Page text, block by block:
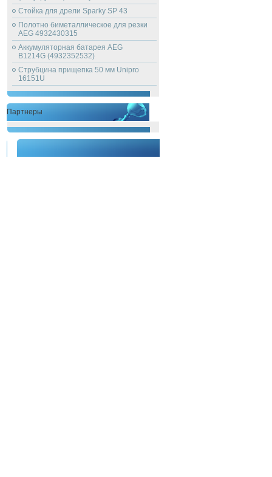
Стойка для дрели Sparky SP 43
Полотно биметаллическое для резки
AEG 4932430315
Аккумуляторная батарея AEG
B1214G (4932352532)
Струбцина прищепка 50 мм Unipro
16151U
Партнеры